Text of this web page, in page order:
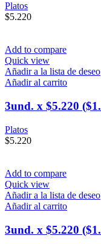
Platos
$5.220
Add to compare
Quick view
Añadir a la lista de deseo
Añadir al carrito
3und. x $5.220
Platos
$5.220
Add to compare
Quick view
Añadir a la lista de deseo
Añadir al carrito
3und. x $5.220